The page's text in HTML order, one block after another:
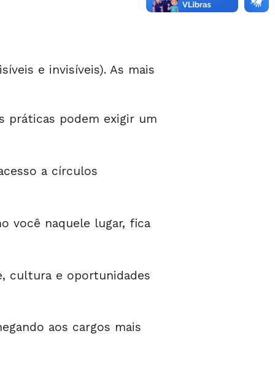
e invisíveis). As mais
práticas podem exigir um
a círculos
você naquele lugar, fica
cultura e oportunidades
aos cargos mais